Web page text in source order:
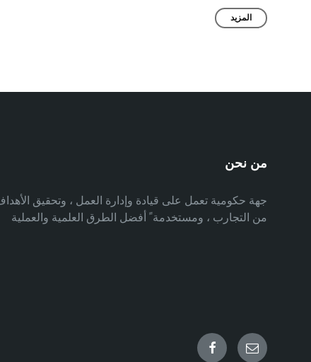
المزيد
من نحن
جهة حكومية تعمل على قيادة وإدارة العمل ، وتحقيق
من التجارب ، ومستخدمة ً أفضل الطرق العلمية والعملية
Email
Facebook